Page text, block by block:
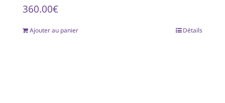
360.00€
Ajouter au panier Détails